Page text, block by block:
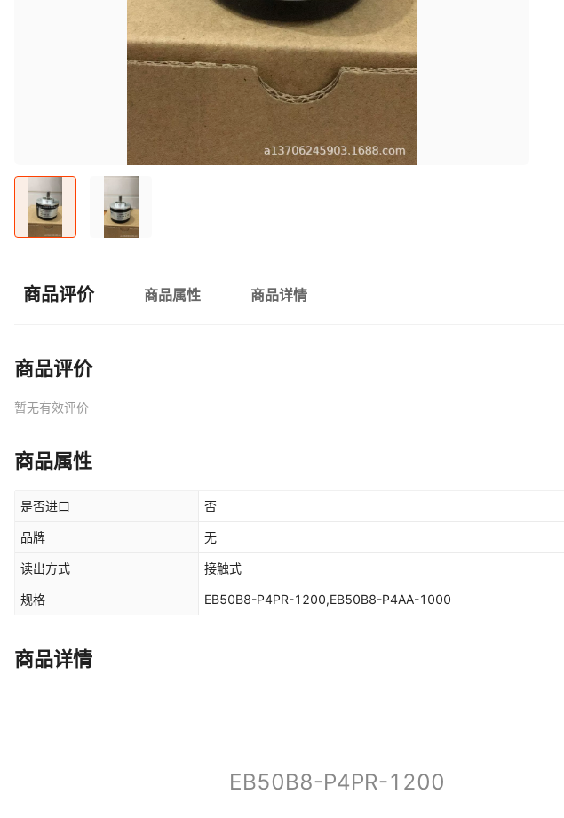
商品评价 商品属性 商品详情
商品评价
暂无有效评价
商品属性
是否进口 否
品牌 无
读出方式 接触式
规格 EB50B8-P4PR-1200,EB50B8-P4AA-1000
商品详情